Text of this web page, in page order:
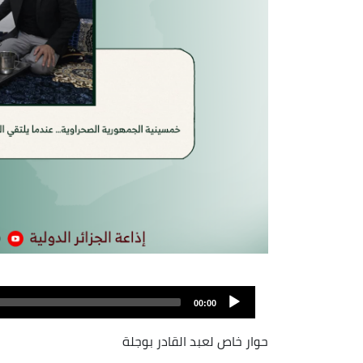
Fichier
audio
00:00
حوار خاص لعبد القادر بوجلة